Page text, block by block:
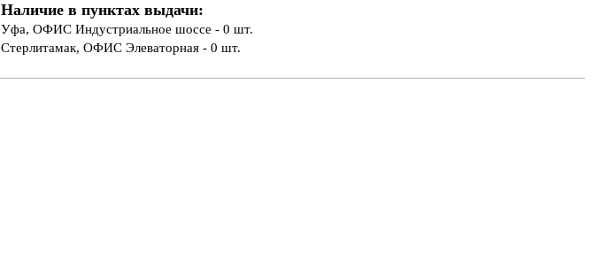
Наличие в пунктах выдачи:
Уфа, ОФИС Индустриальное шоссе - 0 шт.
Стерлитамак, ОФИС Элеваторная - 0 шт.